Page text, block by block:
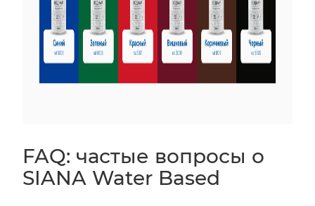
FAQ: частые вопросы о
SIANA Water Based